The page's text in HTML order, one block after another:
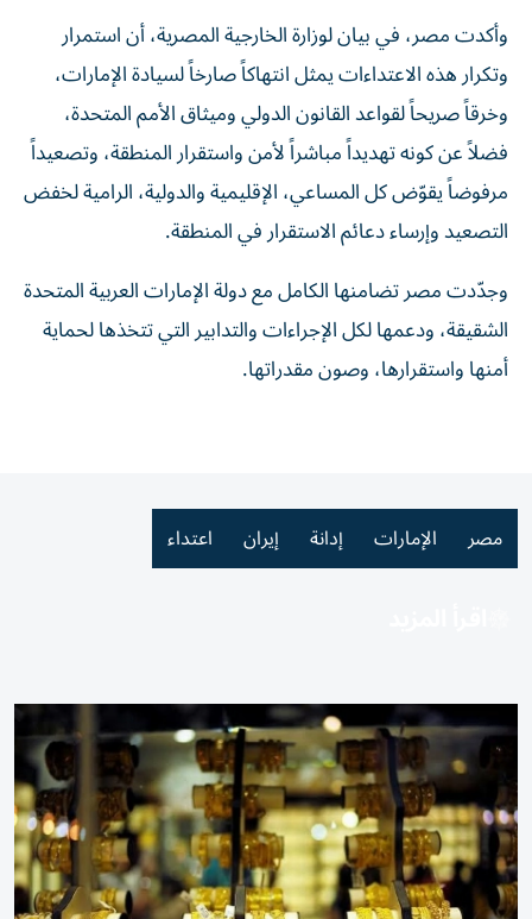
وأكدت مصر، في بيان لوزارة الخارجية المصرية، أن استمرار
وتكرار هذه الاعتداءات يمثل انتهاكاً صارخاً لسيادة الإمارات،
وخرقاً صريحاً لقواعد القانون الدولي وميثاق الأمم المتحدة،
فضلاً عن كونه تهديداً مباشراً لأمن واستقرار المنطقة، وتصعيداً
مرفوضاً يقوّض كل المساعي، الإقليمية والدولية، الرامية لخفض
التصعيد وإرساء دعائم الاستقرار في المنطقة.
وجدّدت مصر تضامنها الكامل مع دولة الإمارات العربية المتحدة
الشقيقة، ودعمها لكل الإجراءات والتدابير التي تتخذها لحماية
أمنها واستقرارها، وصون مقدراتها.
مصر الإمارات إدانة إيران اعتداء